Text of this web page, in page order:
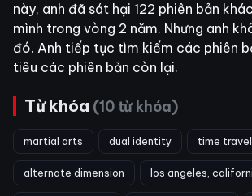
này, anh đã sát hại 122 phiên bản
mình trong vòng 2 năm. Nhưng anh
đó. Anh tiếp tục tìm kiếm các phiên
tiêu các phiên bản còn lại.
Từ khóa (10 từ khóa)
martial arts dual identity time travel
alternate dimension los angeles,